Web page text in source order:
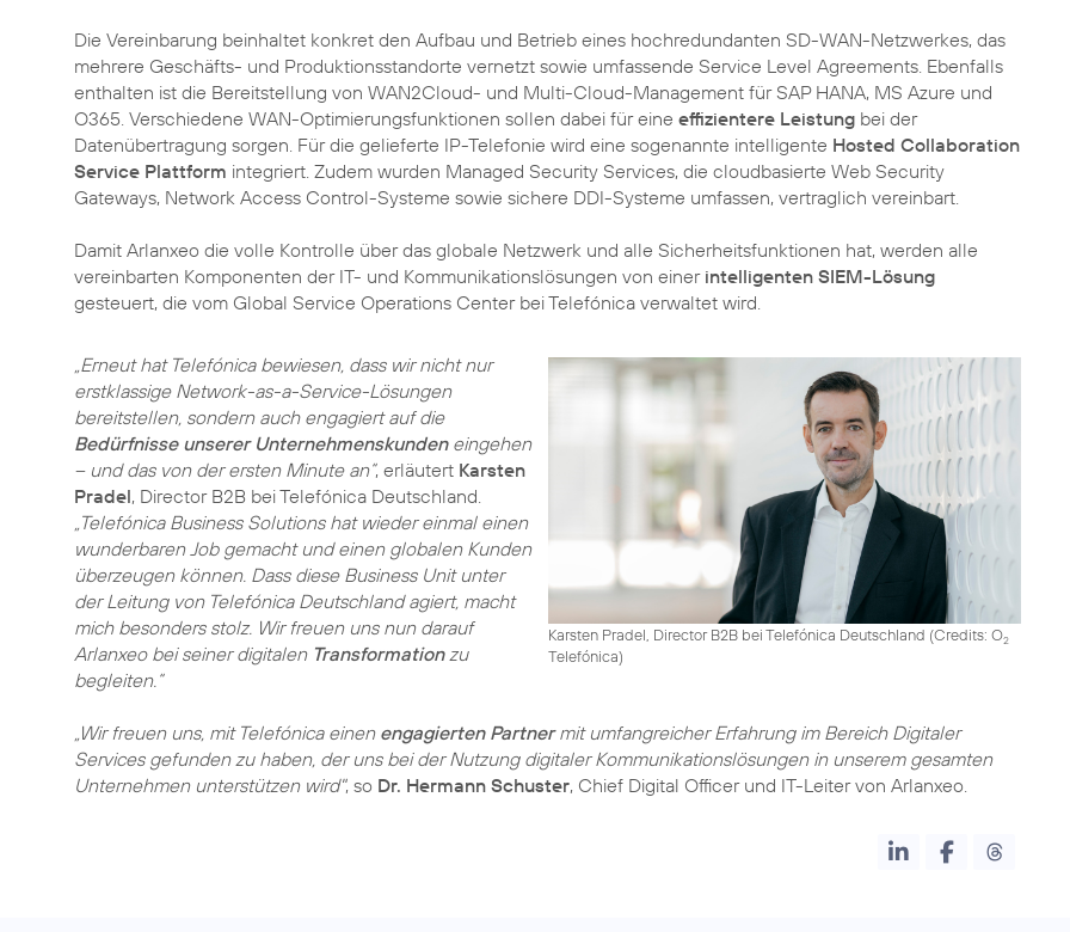
Die Vereinbarung beinhaltet konkret den Aufbau und Betrieb eines hochredundanten SD-WAN-Netzwerkes, das
mehrere Geschäfts- und Produktionsstandorte vernetzt sowie umfassende Service Level Agreements. Ebenfalls
enthalten ist die Bereitstellung von WAN2Cloud- und Multi-Cloud-Management für SAP HANA, MS Azure und
O365. Verschiedene WAN-Optimierungsfunktionen sollen dabei für eine effizientere Leistung bei der
Datenübertragung sorgen. Für die gelieferte IP-Telefonie wird eine sogenannte intelligente Hosted Collaboration
Service Plattform integriert. Zudem wurden Managed Security Services, die cloudbasierte Web Security
Gateways, Network Access Control-Systeme sowie sichere DDI-Systeme umfassen, vertraglich vereinbart.
Damit Arlanxeo die volle Kontrolle über das globale Netzwerk und alle Sicherheitsfunktionen hat, werden alle
vereinbarten Komponenten der IT- und Kommunikationslösungen von einer intelligenten SIEM-Lösung
Karsten Pradel, Director B2B bei Telefónica Deutschland (Credits: O2
Telefónica)
„Erneut hat Telefónica bewiesen, dass wir nicht nur
erstklassige Network-as-a-Service-Lösungen
bereitstellen, sondern auch engagiert auf die
Bedürfnisse unserer Unternehmenskundeneingehen
– und das von der ersten Minute an“, erläutert Karsten
Pradel, Director B2B bei Telefónica Deutschland.
„Telefónica Business Solutions hat wieder einmal einen
wunderbaren Job gemacht und einen globalen Kunden
überzeugen können. Dass diese Business Unit unter
der Leitung von Telefónica Deutschland agiert, macht
mich besonders stolz. Wir freuen uns nun darauf
Arlanxeo bei seiner digitalen Transformationzu
begleiten.“
„Wir freuen uns, mit Telefónica einenengagierten Partnermit umfangreicher Erfahrung im Bereich Digitaler
Services gefunden zu haben, der uns bei der Nutzung digitaler Kommunikationslösungen in unserem gesamten
Unternehmen unterstützen wird", so Dr. Hermann Schuster